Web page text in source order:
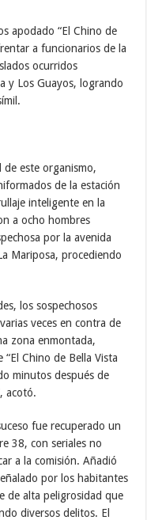
apodado “El Chino de
a funcionarios de la
ocurridos
y Los Guayos, logrando
de este organismo,
de la estación
inteligente en la
a ocho hombres
por la avenida
Mariposa, procediendo
los sospechosos
veces en contra de
zona enmontada,
Chino de Bella Vista
minutos después de
acotó.
fue recuperado un
38, con seriales no
a la comisión. Añadió
por los habitantes
de alta peligrosidad que
diversos delitos. El